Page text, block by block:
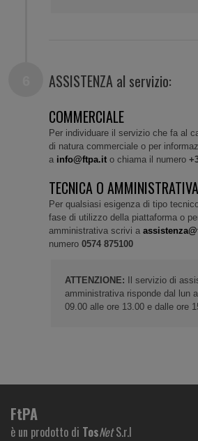
ASSISTENZA al servizio:
COMMERCIALE
Per individuare il servizio che fa al
di natura commerciale o per
a info@ftpa.it o chiama il numero
TECNICA O AMMINISTRATIVA
Per qualsiasi esigenza di tipo
fase di utilizzo della piattaforma o
amministrativa scrivi a
numero 0574 875100
ATTENZIONE: Il servizio di
amministrativa risponde dal lun
09.00 alle ore 13.00 e dalle ore
FtPA
è un prodotto di TosNetS.r.l